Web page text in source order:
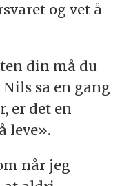
og vet å
din må du
sa en gang
er det en
leve».
når jeg